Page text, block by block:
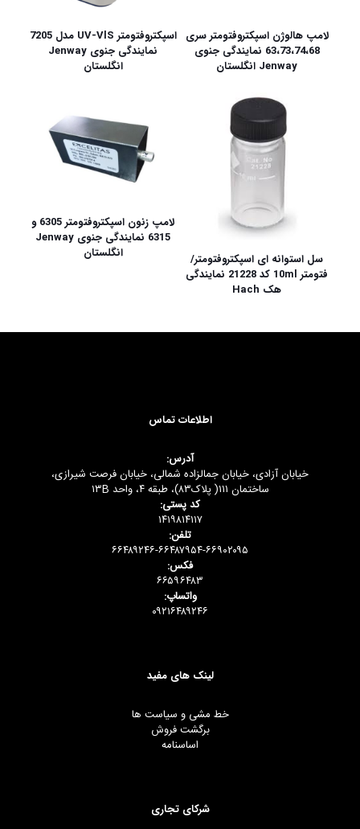
لامپ هالوژن اسپکتروفتومتر سری
63،73،74،68 نمایندگی جنوی
Jenway انگلستان
اسپکتروفتومتر UV-VlS مدل 7205
نمایندگی جنوی Jenway
انگلستان
سل استوانه ای اسپکتروفتومتر/
فتومتر 10ml کد 21228 نمایندگی
هک Hach
لامپ زنون اسپکتروفتومتر 6305 و
6315 نمایندگی جنوی Jenway
انگلستان
اطلاعات تماس
آدرس:
خیابان آزادی، خیابان جمالزاده شمالی، خیابان فرصت شیرازی،
ساختمان ۱۱۱( پلاک۸۳)، طبقه ۴، واحد ۱۳B
کد پستی:
۱۴۱۹۸۱۴۱۱۷
تلفن:
۶۶۴۸۹۲۴۶-۶۶۴۸۷۹۵۴-۶۶۹۰۲۰۹۵
فکس:
۶۶۵۹۶۴۸۳
واتساپ:
۰۹۲۱۶۴۸۹۲۴۶
لینک های مفید
خط مشی و سیاست ها
برگشت فروش
اساسنامه
شرکای تجاری